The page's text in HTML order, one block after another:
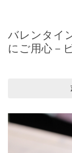
バレンタイ
にご用心－